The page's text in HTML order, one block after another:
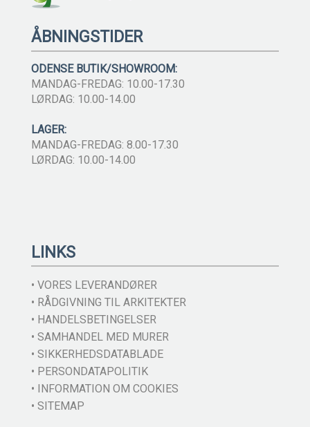
ÅBNINGSTIDER
ODENSE BUTIK/SHOWROOM:
MANDAG-FREDAG: 10.00-17.30
LØRDAG: 10.00-14.00
LAGER:
MANDAG-FREDAG: 8.00-17.30
LØRDAG: 10.00-14.00
LINKS
• VORES LEVERANDØRER
• RÅDGIVNING TIL ARKITEKTER
• HANDELSBETINGELSER
• SAMHANDEL MED MURER
• SIKKERHEDSDATABLADE
• PERSONDATAPOLITIK
• INFORMATION OM COOKIES
• SITEMAP